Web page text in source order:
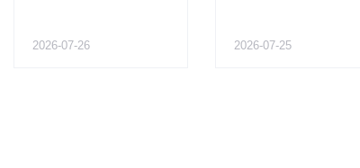
2026-07-26 2026-07-25